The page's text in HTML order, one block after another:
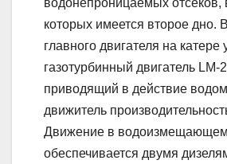
которых имеется второе дно.
главного двигателя на катере
газотурбинный двигатель LМ-
приводящий в действие
движитель
Движение в
обеспечивается двумя